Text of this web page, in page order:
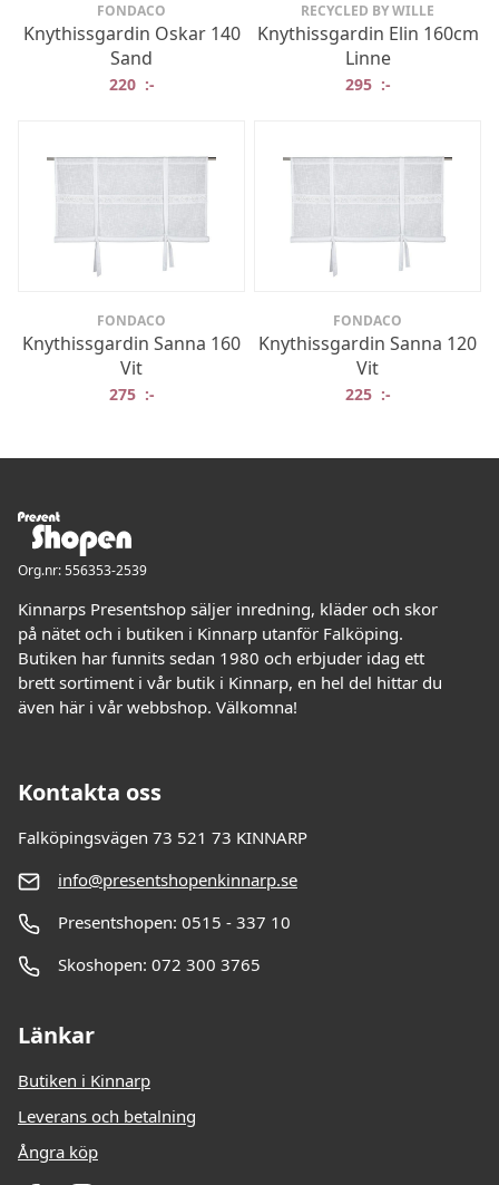
FONDACO
Knythissgardin Oskar 140
Sand
220 :-
RECYCLED BY WILLE
Knythissgardin Elin 160cm
Linne
295 :-
FONDACO
Knythissgardin Sanna 160
Vit
275 :-
FONDACO
Knythissgardin Sanna 120
Vit
225 :-
Org.nr: 556353-2539
Kinnarps Presentshop säljer inredning, kläder och skor
på nätet och i butiken i Kinnarp utanför Falköping.
Butiken har funnits sedan 1980 och erbjuder idag ett
brett sortiment i vår butik i Kinnarp, en hel del hittar du
även här i vår webbshop. Välkomna!
Kontakta oss
Falköpingsvägen 73 521 73 KINNARP
info@presentshopenkinnarp.se
Presentshopen: 0515 - 337 10
Skoshopen: 072 300 3765
Länkar
Butiken i Kinnarp
Leverans och betalning
Ångra köp